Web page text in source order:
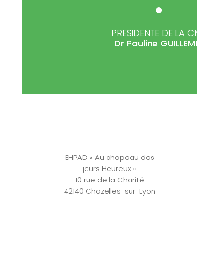
PRESIDENTE DE LA CME
Dr Pauline GUILLEMIN
EHPAD « Au chapeau des
jours Heureux »
10 rue de la Charité
42140 Chazelles-sur-Lyon